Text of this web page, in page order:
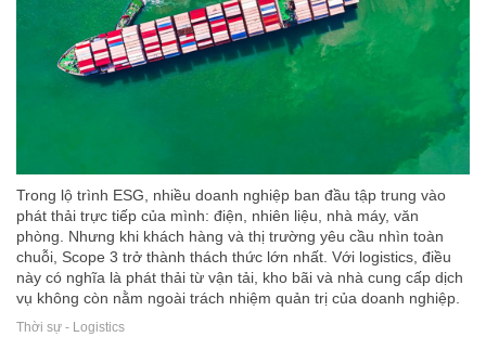
Trong lộ trình ESG, nhiều doanh nghiệp ban đầu tập trung vào
phát thải trực tiếp của mình: điện, nhiên liệu, nhà máy, văn
phòng. Nhưng khi khách hàng và thị trường yêu cầu nhìn toàn
chuỗi, Scope 3 trở thành thách thức lớn nhất. Với logistics, điều
này có nghĩa là phát thải từ vận tải, kho bãi và nhà cung cấp dịch
vụ không còn nằm ngoài trách nhiệm quản trị của doanh nghiệp.
Thời sự - Logistics